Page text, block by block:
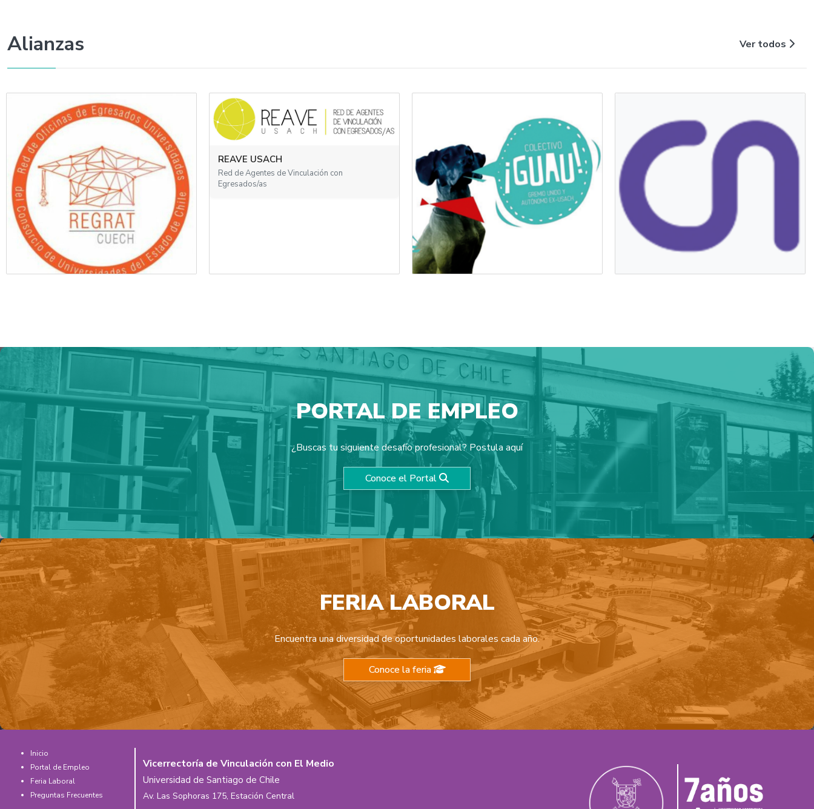
Alianzas Ver todos
REAVE USACH
Red de Agentes de Vinculación con
Egresados/as
PORTAL DE EMPLEO
¿Buscas tu siguiente desafío profesional? Postula aquí
Conoce el Portal
FERIA LABORAL
Encuentra una diversidad de oportunidades laborales cada año.
Conoce la feria
Inicio
Portal de Empleo
Feria Laboral
Preguntas Frecuentes
Vicerrectoría de Vinculación con El Medio
Universidad de Santiago de Chile
Av. Las Sophoras 175, Estación Central